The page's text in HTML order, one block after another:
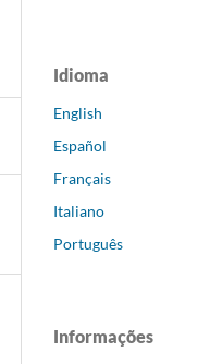
Idioma
English
Español
Français
Italiano
Português
Informações